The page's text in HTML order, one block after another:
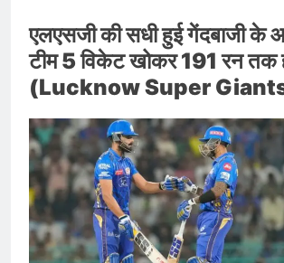
एलएसजी की सधी हुई गेंदबाजी के
टीम 5 विकेट खोकर 191 रन तक
(Lucknow Super Giants